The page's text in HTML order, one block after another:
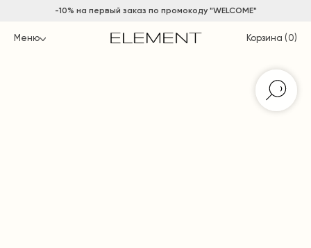
-10% на первый заказ по промокоду "WELCOME"
Корзина (
Меню )
0